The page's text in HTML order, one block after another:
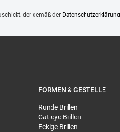
der gemäß der Datenschutzerklärung
FORMEN & GESTELLE
Runde Brillen
Cat-eye Brillen
Eckige Brillen